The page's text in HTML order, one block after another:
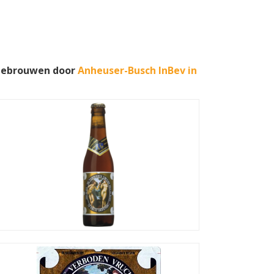
doorAnheuser-Busch InBev in